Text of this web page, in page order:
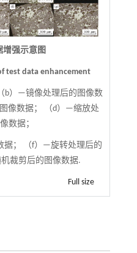
增强示意图
test data enhancement
b）—镜像处理后的图像数
像数据； （d）—缩放处
数据；
据； （f）—旋转处理后的
裁剪后的图像数据.
Full size